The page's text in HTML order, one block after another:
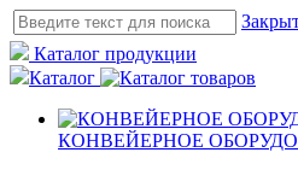
Каталог продукции
Каталог
КОНВЕЙЕРНОЕ